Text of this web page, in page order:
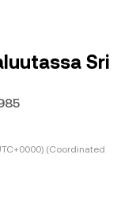
Sri
(Coordinated